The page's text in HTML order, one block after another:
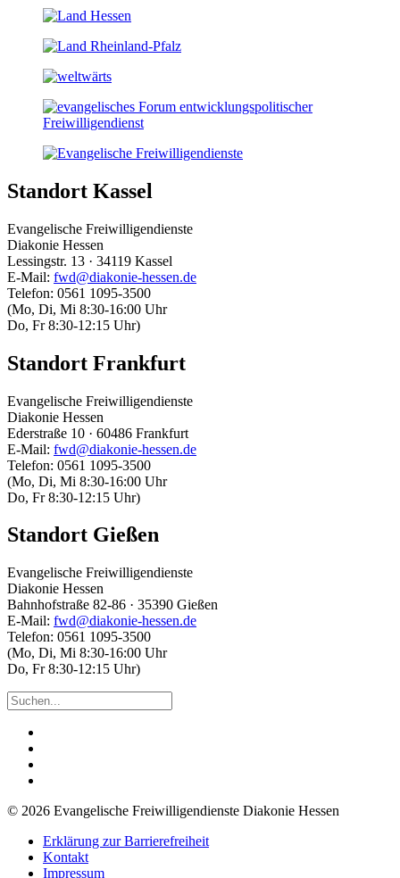
Standort Kassel
Evangelische Freiwilligendienste
Diakonie Hessen
Lessingstr. 13 · 34119 Kassel
E-Mail: fwd@diakonie-hessen.de
Telefon: 0561 1095-3500
(Mo, Di, Mi 8:30-16:00 Uhr
Do, Fr 8:30-12:15 Uhr)
Standort Frankfurt
Evangelische Freiwilligendienste
Diakonie Hessen
Ederstraße 10 · 60486 Frankfurt
E-Mail: fwd@diakonie-hessen.de
Telefon: 0561 1095-3500
(Mo, Di, Mi 8:30-16:00 Uhr
Do, Fr 8:30-12:15 Uhr)
Standort Gießen
Evangelische Freiwilligendienste
Diakonie Hessen
Bahnhofstraße 82-86 · 35390 Gießen
E-Mail: fwd@diakonie-hessen.de
Telefon: 0561 1095-3500
(Mo, Di, Mi 8:30-16:00 Uhr
Do, Fr 8:30-12:15 Uhr)
© 2026 Evangelische Freiwilligendienste Diakonie Hessen
Erklärung zur Barrierefreiheit
Kontakt
Impressum